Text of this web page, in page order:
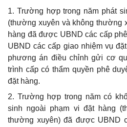
1. Trường hợp trong năm phát
(thường xuyên và không thường
hàng đã được UBND các cấp
UBND các cấp giao nhiệm vụ
phương án điều chỉnh gửi cơ
trình cấp cóthẩm quyền phê
đặt hàng.
2. Trường hợp trong năm có
sinh ngoài phạm vi đặt hàng
thường xuyên) đã được UBND